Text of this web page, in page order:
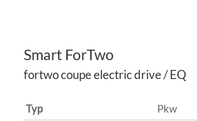
Smart ForTwo
fortwo coupe electric drive / EQ
Typ
Pkw